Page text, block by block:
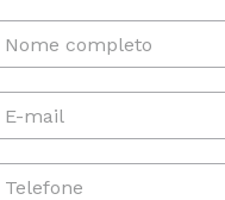
Nome completo
E-mail
Telefone